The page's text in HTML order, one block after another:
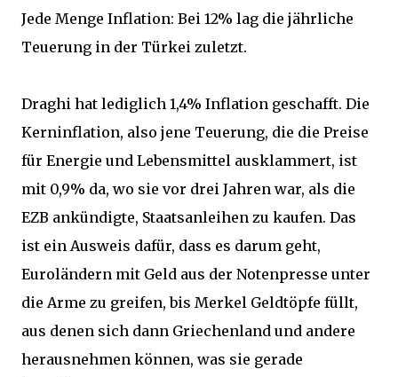
Jede Menge Inflation: Bei 12% lag die jährliche
Teuerung in der Türkei zuletzt.
Draghi hat lediglich 1,4% Inflation geschafft. Die
Kerninflation, also jene Teuerung, die die Preise
für Energie und Lebensmittel ausklammert, ist
mit 0,9% da, wo sie vor drei Jahren war, als die
EZB ankündigte, Staatsanleihen zu kaufen. Das
ist ein Ausweis dafür, dass es darum geht,
Euroländern mit Geld aus der Notenpresse unter
die Arme zu greifen, bis Merkel Geldtöpfe füllt,
aus denen sich dann Griechenland und andere
herausnehmen können, was sie gerade